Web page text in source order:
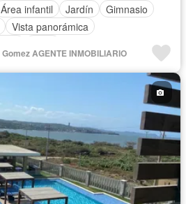
Área infantil Jardín
Gimnasio
Vista panorámica
AGENTE INMOBILIARIO